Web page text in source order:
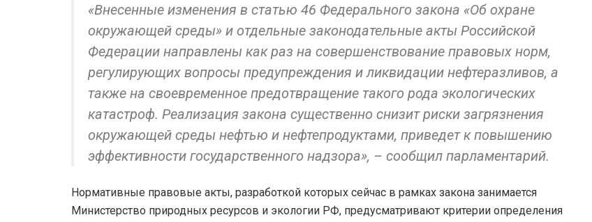
«Внесенные изменения в статью 46 Федерального закона «Об охране
окружающей среды» и отдельные законодательные акты Российской
Федерации направлены как раз на совершенствование правовых норм,
регулирующих вопросы предупреждения и ликвидации нефтеразливов, а
также на своевременное предотвращение такого рода экологических
катастроф. Реализация закона существенно снизит риски загрязнения
окружающей среды нефтью и нефтепродуктами, приведет к повышению
эффективности государственного надзора», – сообщил парламентарий.
Нормативные правовые акты, разработкой которых сейчас в рамках закона занимается
Министерство природных ресурсов и экологии РФ, предусматривают критерии определения